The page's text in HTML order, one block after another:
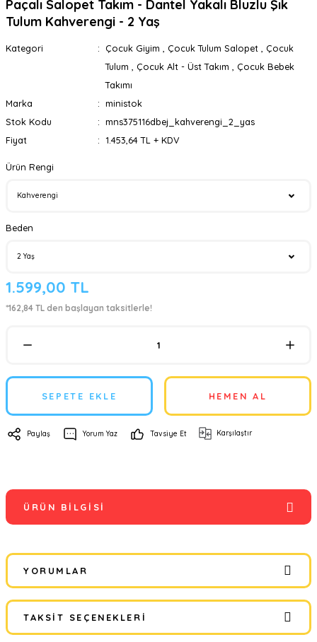
Paçalı Salopet Takım - Dantel Yakalı Bluzlu Şık
Tulum Kahverengi - 2 Yaş
Kategori Çocuk Giyim Çocuk Tulum Salopet
Çocuk
Tulum
Çocuk Alt - Üst Takım
Çocuk Bebek
Takımı
Marka
ministok
Stok Kodu
mns375116dbej_kahverengi_2_yas
Fiyat
1.453,64 TL + KDV
Ürün Rengi
Beden
1.599,00 TL
*162,84 TL den başlayan taksitlerle!
SEPETE EKLE HEMEN AL
Paylaş Yorum Yaz Tavsiye Et Karşılaştır
ÜRÜN BILGISI
YORUMLAR
Bu ürüne ilk yorumu siz yapın!
TAKSIT SEÇENEKLERI